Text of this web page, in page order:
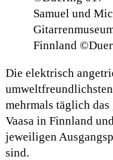
Samuel und
Finnland
Die elektrisch
mehrmals täglich
Vaasa in Finnland
jeweiligen
sind.